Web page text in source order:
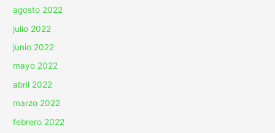
agosto 2022
julio 2022
junio 2022
mayo 2022
abril 2022
marzo 2022
febrero 2022